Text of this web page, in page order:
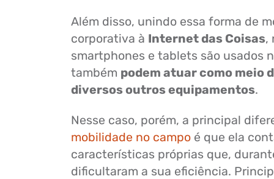
Além disso, unindo essa forma de
corporativa à Internet das Coisas,
smartphones e tablets são usados
também podem atuar como meio
diversos outros equipamentos.
Nesse caso, porém, a principal
mobilidade no campo é que ela
características próprias que,
dificultaram a sua eficiência.